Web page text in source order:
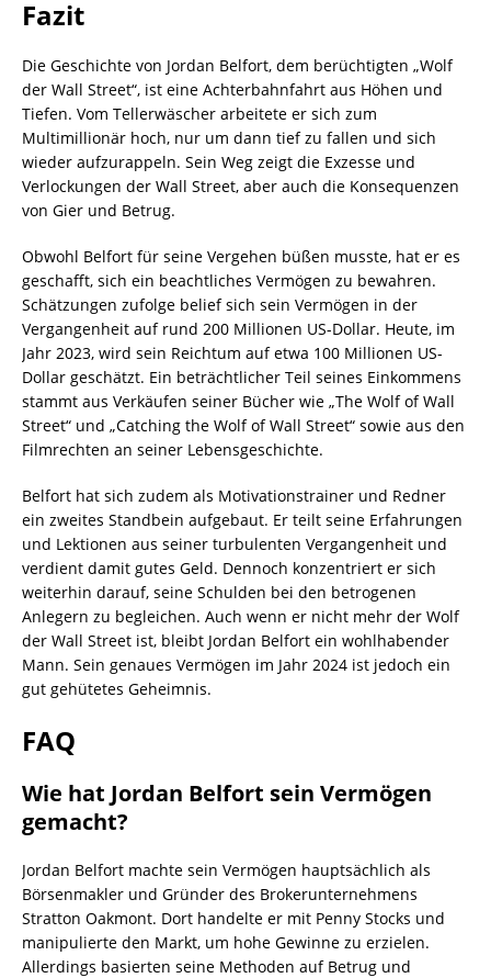
Fazit
Die Geschichte von Jordan Belfort, dem berüchtigten „Wolf
der Wall Street“, ist eine Achterbahnfahrt aus Höhen und
Tiefen. Vom Tellerwäscher arbeitete er sich zum
Multimillionär hoch, nur um dann tief zu fallen und sich
wieder aufzurappeln. Sein Weg zeigt die Exzesse und
Verlockungen der Wall Street, aber auch die Konsequenzen
von Gier und Betrug.
Obwohl Belfort für seine Vergehen büßen musste, hat er es
geschafft, sich ein beachtliches Vermögen zu bewahren.
Schätzungen zufolge belief sich sein Vermögen in der
Vergangenheit auf rund 200 Millionen US-Dollar. Heute, im
Jahr 2023, wird sein Reichtum auf etwa 100 Millionen US-
Dollar geschätzt. Ein beträchtlicher Teil seines Einkommens
stammt aus Verkäufen seiner Bücher wie „The Wolf of Wall
Street“ und „Catching the Wolf of Wall Street“ sowie aus den
Filmrechten an seiner Lebensgeschichte.
Belfort hat sich zudem als Motivationstrainer und Redner
ein zweites Standbein aufgebaut. Er teilt seine Erfahrungen
und Lektionen aus seiner turbulenten Vergangenheit und
verdient damit gutes Geld. Dennoch konzentriert er sich
weiterhin darauf, seine Schulden bei den betrogenen
Anlegern zu begleichen. Auch wenn er nicht mehr der Wolf
der Wall Street ist, bleibt Jordan Belfort ein wohlhabender
Mann. Sein genaues Vermögen im Jahr 2024 ist jedoch ein
gut gehütetes Geheimnis.
FAQ
Wie hat Jordan Belfort sein Vermögen
gemacht?
Jordan Belfort machte sein Vermögen hauptsächlich als
Börsenmakler und Gründer des Brokerunternehmens
Stratton Oakmont. Dort handelte er mit Penny Stocks und
manipulierte den Markt, um hohe Gewinne zu erzielen.
Allerdings basierten seine Methoden auf Betrug und